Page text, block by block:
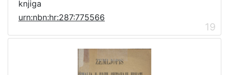
knjiga
urn:nbn:hr:287:775566
19